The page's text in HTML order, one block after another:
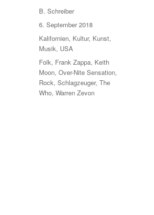
Autor
B. Schreiber
Veröffentlicht
am
6. September 2018
Kategorien
Kalifornien, Kultur, Kunst,
Musik, USA
Schlagwörter
Folk, Frank Zappa, Keith
Moon,Over-Nite Sensation,
Rock,Schlagzeuger,The
Who,Warren Zevon